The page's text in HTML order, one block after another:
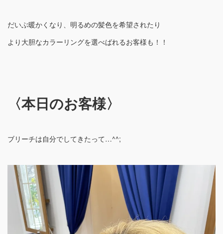
だいぶ暖かくなり、明るめの髪色を希望されたり
より大胆なカラーリングを選べばれるお客様も！！
〈本日のお客様〉
ブリーチは自分でしてきたって…^^;